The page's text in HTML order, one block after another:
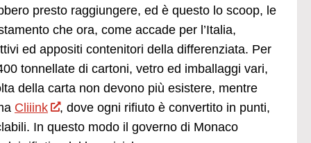
presto raggiungere, ed è questo lo scoop, le
che ora, come accade per l’Italia,
ed appositi contenitori della differenziata. Per
tonnellate di cartoni, vetro ed imballaggi vari,
della carta non devono più esistere, mentre
Cliiink
, dove ogni rifiuto è convertito in punti,
In questo modo il governo di Monaco